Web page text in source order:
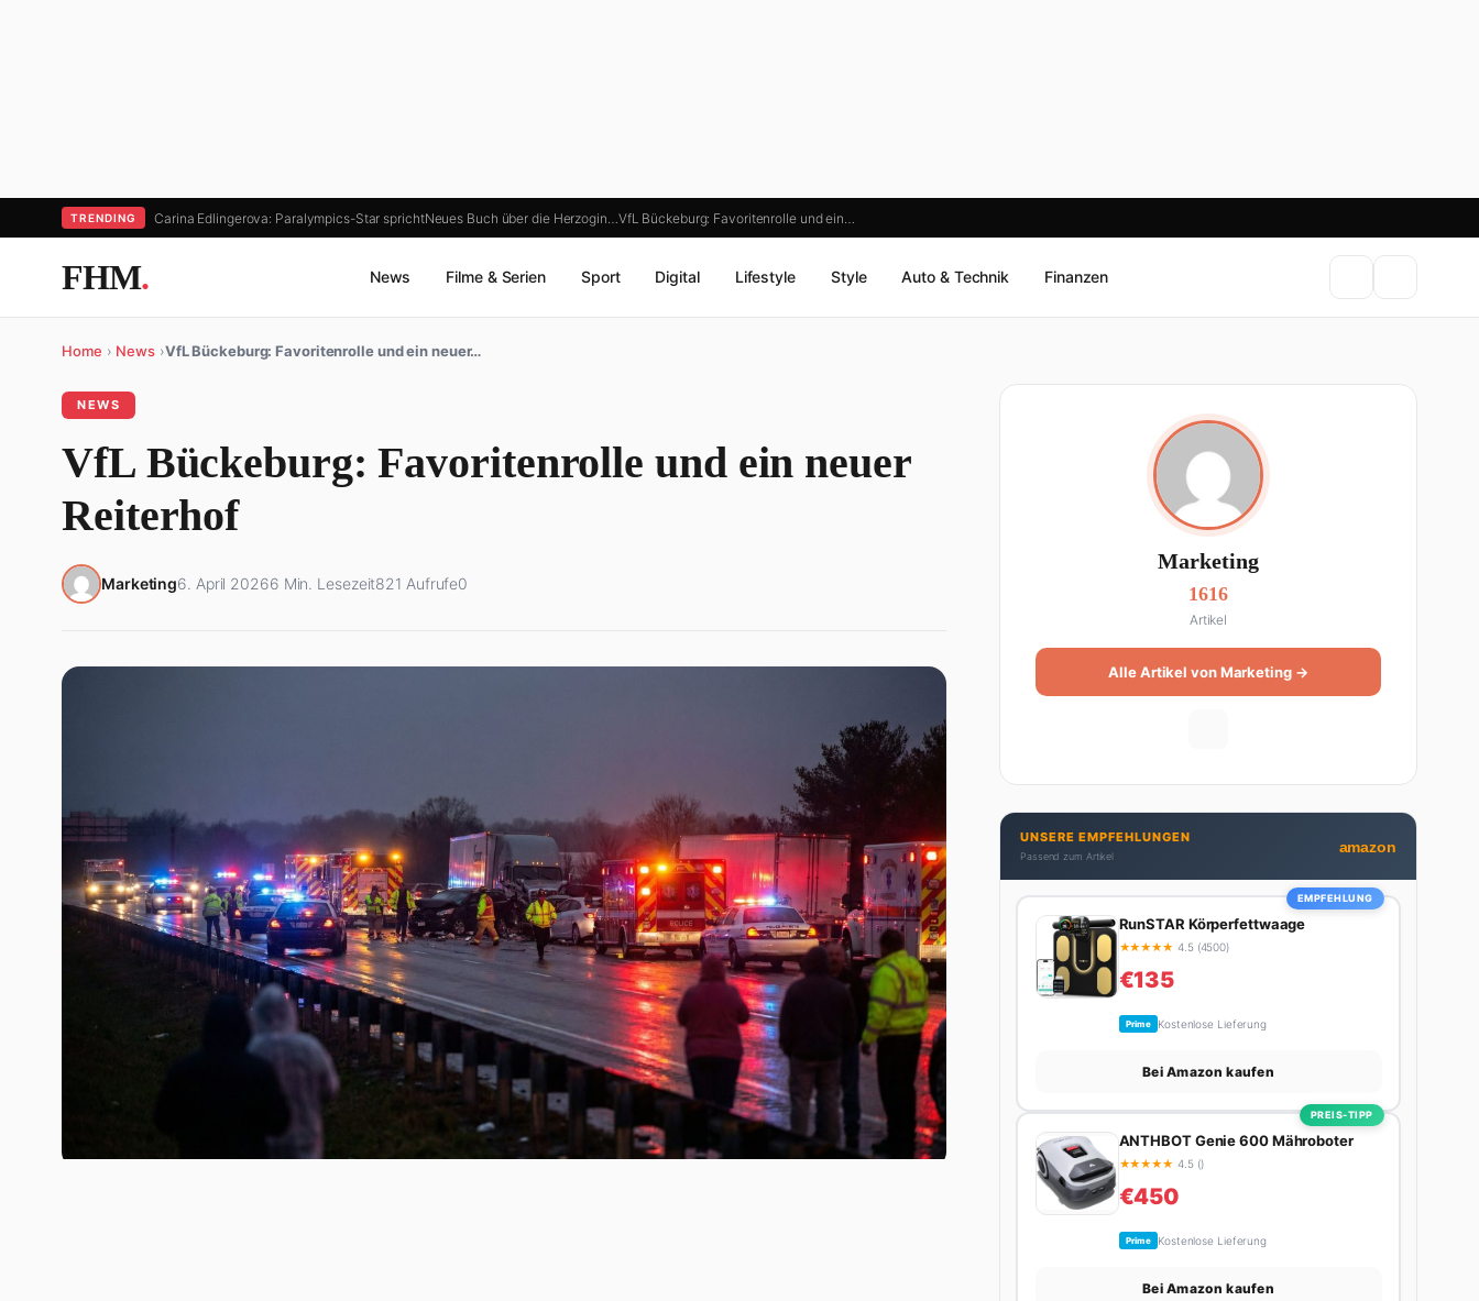
TRENDING Carina Edlingerova: Paralympics-Star sprichtNeues Buch über die Herzogin… VfL Bückeburg: Favoritenrolle und ein…
FHM. News Filme & Serien Sport Digital Lifestyle Style Auto & Technik Finanzen
Home › News ›VfL Bückeburg: Favoritenrolle und ein neuer…
NEWS
VfL Bückeburg: Favoritenrolle und ein neuer
Reiterhof
Marketing6. April 20266 Min. Lesezeit821 Aufrufe0
Marketing
1616
Artikel
Alle Artikel von Marketing →
UNSERE EMPFEHLUNGEN
Passend zum Artikel
amazon
EMPFEHLUNG
RunSTAR Körperfettwaage
★★★★★ 4.5 (4500)
€135
Prime Kostenlose Lieferung
Bei Amazon kaufen
PREIS-TIPP
ANTHBOT Genie 600 Mähroboter
★★★★★ 4.5 ()
€450
Prime Kostenlose Lieferung
Bei Amazon kaufen